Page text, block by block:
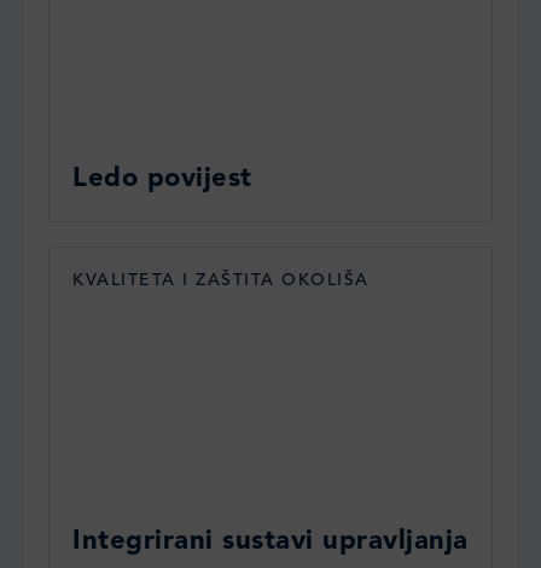
Ledo povijest
KVALITETA I ZAŠTITA OKOLIŠA
Integrirani sustavi upravljanja